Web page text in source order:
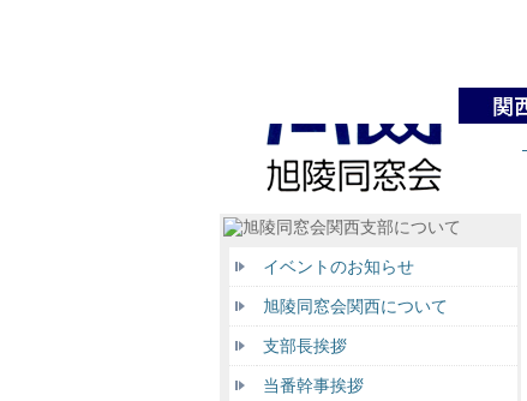
イベントのお知らせ
旭陵同窓会関西について
支部長挨拶
当番幹事挨拶